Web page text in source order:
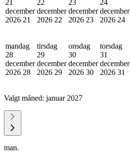
21
december
2026 21
22
december
2026 22
23
december
2026 23
24
december
2026 24
mandag
28
december
2026 28
tirsdag
29
december
2026 29
onsdag
30
december
2026 30
torsdag
31
december
2026 31
Valgt måned: januar 2027
man.